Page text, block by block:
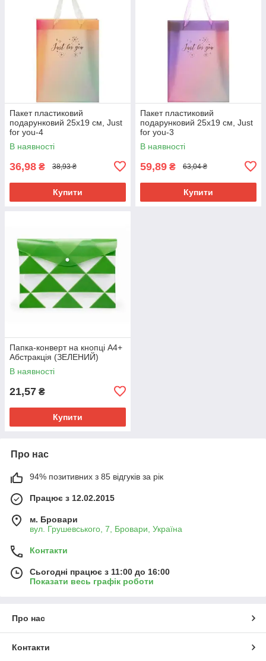
Пакет пластиковий
подарунковий 25х19 см, Just
for you-4
В наявності
36,98 ₴ 38,93 ₴
Купити
Пакет пластиковий
подарунковий 25х19 см, Just
for you-3
В наявності
59,89 ₴ 63,04 ₴
Купити
Папка-конверт на кнопці А4+
Абстракція (ЗЕЛЕНИЙ)
В наявності
21,57 ₴
Купити
Про нас
94% позитивних з 85 відгуків за рік
Працює з 12.02.2015
м. Бровари
вул. Грушевського, 7, Бровари, Україна
Контакти
Сьогодні працює з 11:00 до 16:00
Показати весь графік роботи
Про нас
Контакти